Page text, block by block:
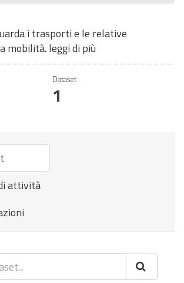
i trasporti e le relative
mobilità. leggi di più
Dataset
1
attività